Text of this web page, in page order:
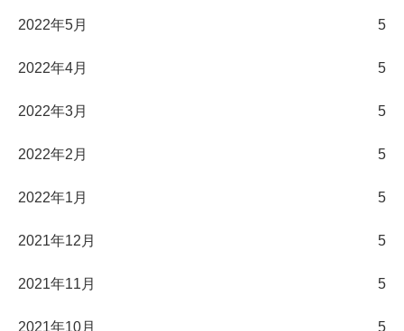
2022年5月 5
2022年4月 5
2022年3月 5
2022年2月 5
2022年1月 5
2021年12月 5
2021年11月 5
2021年10月 5